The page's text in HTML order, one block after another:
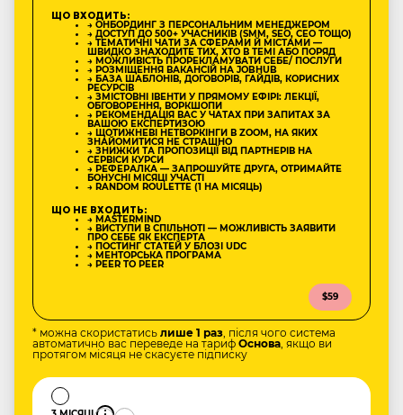
ЩО ВХОДИТЬ:
→ ОНБОРДИНГ З ПЕРСОНАЛЬНИМ МЕНЕДЖЕРОМ
→ ДОСТУП ДО 500+ УЧАСНИКІВ (SMM, SEO, CEO ТОЩО)
→ ТЕМАТИЧНІ ЧАТИ ЗА СФЕРАМИ Й МІСТАМИ —
ШВИДКО ЗНАХОДИТЕ ТИХ, ХТО В ТЕМІ АБО ПОРЯД
→ МОЖЛИВІСТЬ ПРОРЕКЛАМУВАТИ СЕБЕ/ ПОСЛУГИ
→ РОЗМІЩЕННЯ ВАКАНСІЙ НА JOBHUB
→ БАЗА ШАБЛОНІВ, ДОГОВОРІВ, ГАЙДІВ, КОРИСНИХ
РЕСУРСІВ
→ ЗМІСТОВНІ ІВЕНТИ У ПРЯМОМУ ЕФІРІ: ЛЕКЦІЇ,
ОБГОВОРЕННЯ, ВОРКШОПИ
→ РЕКОМЕНДАЦІЯ ВАС У ЧАТАХ ПРИ ЗАПИТАХ ЗА
ВАШОЮ ЕКСПЕРТИЗОЮ
→ ЩОТИЖНЕВІ НЕТВОРКІНГИ В ZOOM, НА ЯКИХ
ЗНАЙОМИТИСЯ НЕ СТРАШНО
→ ЗНИЖКИ ТА ПРОПОЗИЦІЇ ВІД ПАРТНЕРІВ НА
СЕРВІСИ КУРСИ
→ РЕФЕРАЛКА — ЗАПРОШУЙТЕ ДРУГА, ОТРИМАЙТЕ
БОНУСНІ МІСЯЦІ УЧАСТІ
→ RANDOM ROULETTE (1 НА МІСЯЦЬ)
ЩО НЕ ВХОДИТЬ:
→ MASTERMIND
→ ВИСТУПИ В СПІЛЬНОТІ — МОЖЛИВІСТЬ ЗАЯВИТИ
ПРО СЕБЕ ЯК ЕКСПЕРТА
→ ПОСТИНГ СТАТЕЙ У БЛОЗІ UDC
→ МЕНТОРСЬКА ПРОГРАМА
→ PEER TO PEER
$59
* можна скористатись лише 1 раз, після чого система
автоматично вас переведе на тариф Основа, якщо ви
протягом місяця не скасуєте підписку